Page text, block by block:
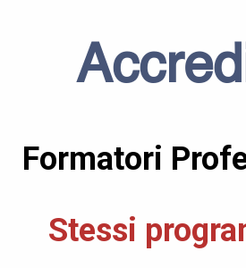
Formatori
Stessi